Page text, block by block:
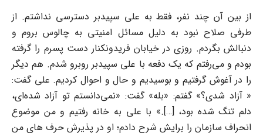
از بین آن چند نفر، فقط به علی سپیدبر دسترسی نداشتم. از
طرفی صلاح نبود به دلیل مسائل امنیتی به چالوس بروم و
دنبالش بگردم. روزی در خیابان فریدونکنار دست پسرم را گرفته
بودم و می‌رفتم که یک دفعه با علی سپیدبر روبرو شدم. هم دیگر
را در آغوش گرفتیم و بوسیدیم و حال و احوال کردیم. علی گفت:
« آزاد شدی؟» گفتم: «بله» گفت: «نمی‌دانستم تو آزاد شده‌ای،
دلم تنگ شده بود، […].» با علی به خانه رفتیم و من موضوع
انحراف سازمان را برایش شرح دادم؛ او در پذیرش حرف های من